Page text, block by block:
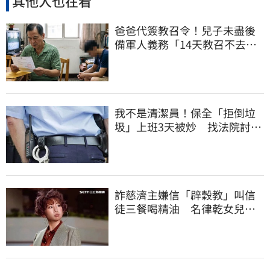
爸爸代簽教召令！兒子未盡後
備軍人義務「14天教召不去」
我不是清潔員！保全「拒倒垃
圾」上班3天被炒 找法院討公
詐慈濟主嫌信「辟穀教」叫信
徒三餐喝精油 名律乾女兒卻